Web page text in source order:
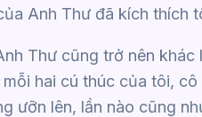
Anh Thư đã kích thích
Thư cũng trở nên
hai cú thúc của tôi,
ưỡn lên, lần nào cũng